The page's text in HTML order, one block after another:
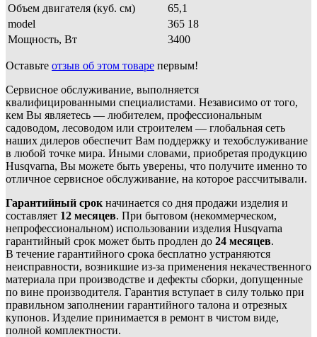
Объем двигателя (куб. см)
65,1
model
365 18
Мощность, Вт
3400
Оставьте отзыв об этом товаре первым!
Сервисное обслуживание, выполняется
квалифицированными специалистами. Независимо от того,
кем Вы являетесь — любителем, профессиональным
садоводом, лесоводом или строителем — глобальная сеть
наших дилеров обеспечит Вам поддержку и техобслуживание
в любой точке мира. Иными словами, приобретая продукцию
Husqvarna, Вы можете быть уверены, что получите именно то
отличное сервисное обслуживание, на которое рассчитывали.
Гарантийный срок начинается со дня продажи изделия и
составляет 12 месяцев. При бытовом (некоммерческом,
непрофессиональном) использовании изделия Husqvarna
гарантийный срок может быть продлен до 24 месяцев.
В течение гарантийного срока бесплатно устраняются
неисправности, возникшие из-за применения некачественного
материала при производстве и дефекты сборки, допущенные
по вине производителя. Гарантия вступает в силу только при
правильном заполнении гарантийного талона и отрезных
купонов. Изделие принимается в ремонт в чистом виде,
полной комплектности.